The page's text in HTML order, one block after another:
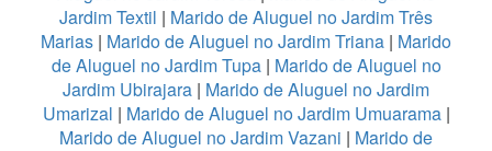
Jardim Textil | Marido de Aluguel no Jardim Três
Marias | Marido de Aluguel no Jardim Triana | Marido
de Aluguel no Jardim Tupa| Marido de Aluguel no
Jardim Ubirajara | Marido de Aluguel no Jardim
Umarizal | Marido de Aluguel no Jardim Umuarama|
Marido de Aluguel no Jardim Vazani | Marido de